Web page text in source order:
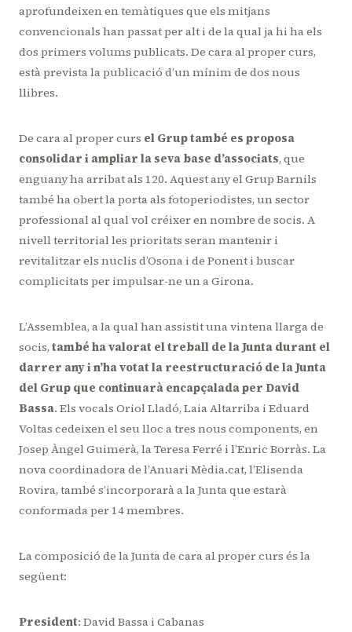
aprofundeixen en temàtiques que els mitjans
convencionals han passat per alt i de la qual ja hi ha els
dos primers volums publicats. De cara al proper curs,
està prevista la publicació d’un mínim de dos nous
llibres.
De cara al proper curs el Grup també es proposa
consolidar i ampliar la seva base d’associats, que
enguany ha arribat als 120. Aquest any el Grup Barnils
també ha obert la porta als fotoperiodistes, un sector
professional al qual vol créixer en nombre de socis. A
nivell territorial les prioritats seran mantenir i
revitalitzar els nuclis d’Osona i de Ponent i buscar
complicitats per impulsar-ne un a Girona.
L’Assemblea, a la qual han assistit una vintena llarga de
socis, també ha valorat el treball de la Junta durant el
darrer any i n’ha votat la reestructuració de la Junta
del Grup que continuarà encapçalada per David
Bassa. Els vocals Oriol Lladó, Laia Altarriba i Eduard
Voltas cedeixen el seu lloc a tres nous components, en
Josep Àngel Guimerà, la Teresa Ferré i l’Enric Borràs. La
nova coordinadora de l’Anuari Mèdia.cat, l’Elisenda
Rovira, també s’incorporarà a la Junta que estarà
conformada per 14 membres.
La composició de la Junta de cara al proper curs és la
següent:
President: David Bassa i Cabanas